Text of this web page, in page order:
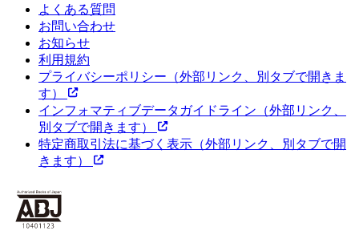
よくある質問
お問い合わせ
お知らせ
利用規約
プライバシーポリシー （外部リンク、別タブで開きま
す）
インフォマティブデータガイドライン （外部リンク、
別タブで開きます）
特定商取引法に基づく表示 （外部リンク、別タブで開
きます）